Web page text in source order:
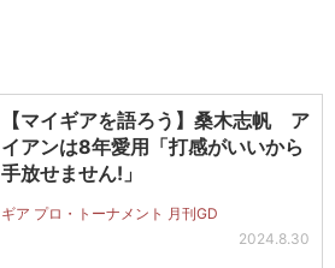
【マイギアを語ろう】桑木志帆 ア
イアンは8年愛用「打感がいいから
手放せません!」
ギア プロ・トーナメント 月刊GD
2024.8.30